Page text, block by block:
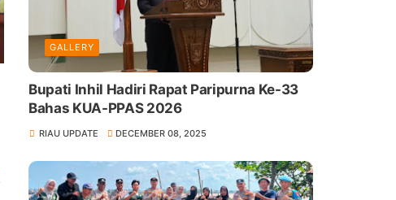
GALLERY
Bupati Inhil Hadiri Rapat Paripurna Ke-33
Bahas KUA-PPAS 2026
RIAU UPDATE DECEMBER 08, 2025